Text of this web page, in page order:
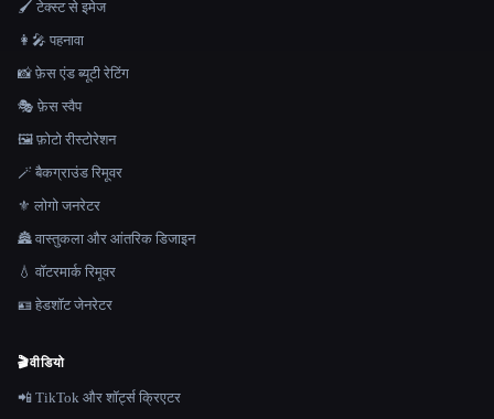
🖌️ टेक्स्ट से इमेज
👩‍🎤 पहनावा
📸 फ़ेस एंड ब्यूटी रेटिंग
🎭 फ़ेस स्वैप
🖼️ फ़ोटो रीस्टोरेशन
🪄 बैकग्राउंड रिमूवर
⚜️ लोगो जनरेटर
🏯 वास्तुकला और आंतरिक डिजाइन
💧 वॉटरमार्क रिमूवर
🪪 हेडशॉट जेनरेटर
🎬वीडियो
📲 TikTok और शॉर्ट्स क्रिएटर